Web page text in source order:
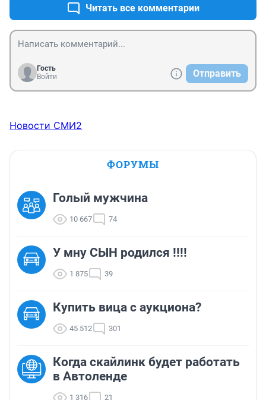
Читать все комментарии
Гость
Войти
Отправить
Новости СМИ2
ФОРУМЫ
Голый мужчина
10 667 74
У мну СЫН родился !!!!
1 875 39
Купить вица с аукциона?
45 512 301
Когда скайлинк будет работать
в Автоленде
1 316 21